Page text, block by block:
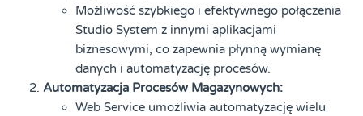
Możliwość szybkiego i efektywnego połączenia
Studio System z innymi aplikacjami
biznesowymi, co zapewnia płynną wymianę
danych i automatyzację procesów.
Automatyzacja Procesów Magazynowych:
Web Service umożliwia automatyzację wielu